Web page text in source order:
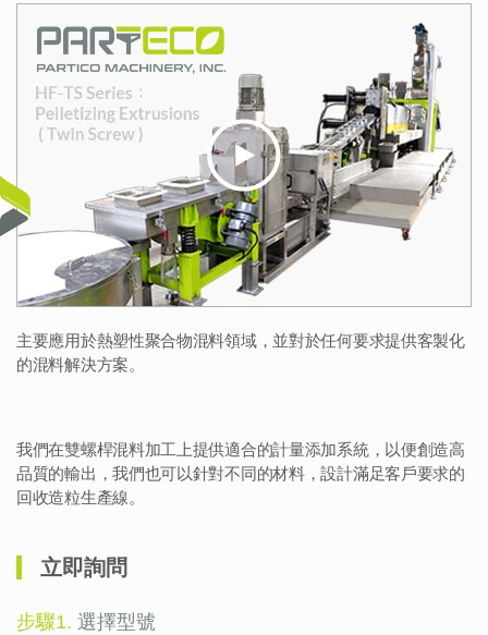
主要應用於熱塑性聚合物混料領域，並對於任何要求提供客製化
的混料解決方案。
我們在雙螺桿混料加工上提供適合的計量添加系統，以便創造高
品質的輸出，我們也可以針對不同的材料，設計滿足客戶要求的
回收造粒生產線。
立即詢問
步驟1. 選擇型號